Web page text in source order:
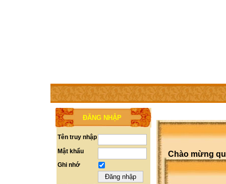
TRANG CHỦ THÀNH VIÊN TRỢ GIÚP WEBSITE
ĐĂNG NHẬP
Tên truy nhập
Mật khẩu
Ghi nhớ
Chào mừng